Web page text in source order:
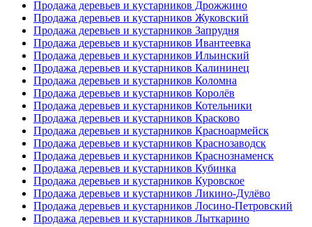
Продажа деревьев и кустарников Дрожжино
Продажа деревьев и кустарников Жуковский
Продажа деревьев и кустарников Запрудня
Продажа деревьев и кустарников Ивантеевка
Продажа деревьев и кустарников Ильинский
Продажа деревьев и кустарников Калининец
Продажа деревьев и кустарников Коломна
Продажа деревьев и кустарников Королёв
Продажа деревьев и кустарников Котельники
Продажа деревьев и кустарников Красково
Продажа деревьев и кустарников Красноармейск
Продажа деревьев и кустарников Краснозаводск
Продажа деревьев и кустарников Краснознаменск
Продажа деревьев и кустарников Кубинка
Продажа деревьев и кустарников Куровское
Продажа деревьев и кустарников Ликино-Дулёво
Продажа деревьев и кустарников Лосино-Петровский
Продажа деревьев и кустарников Лыткарино